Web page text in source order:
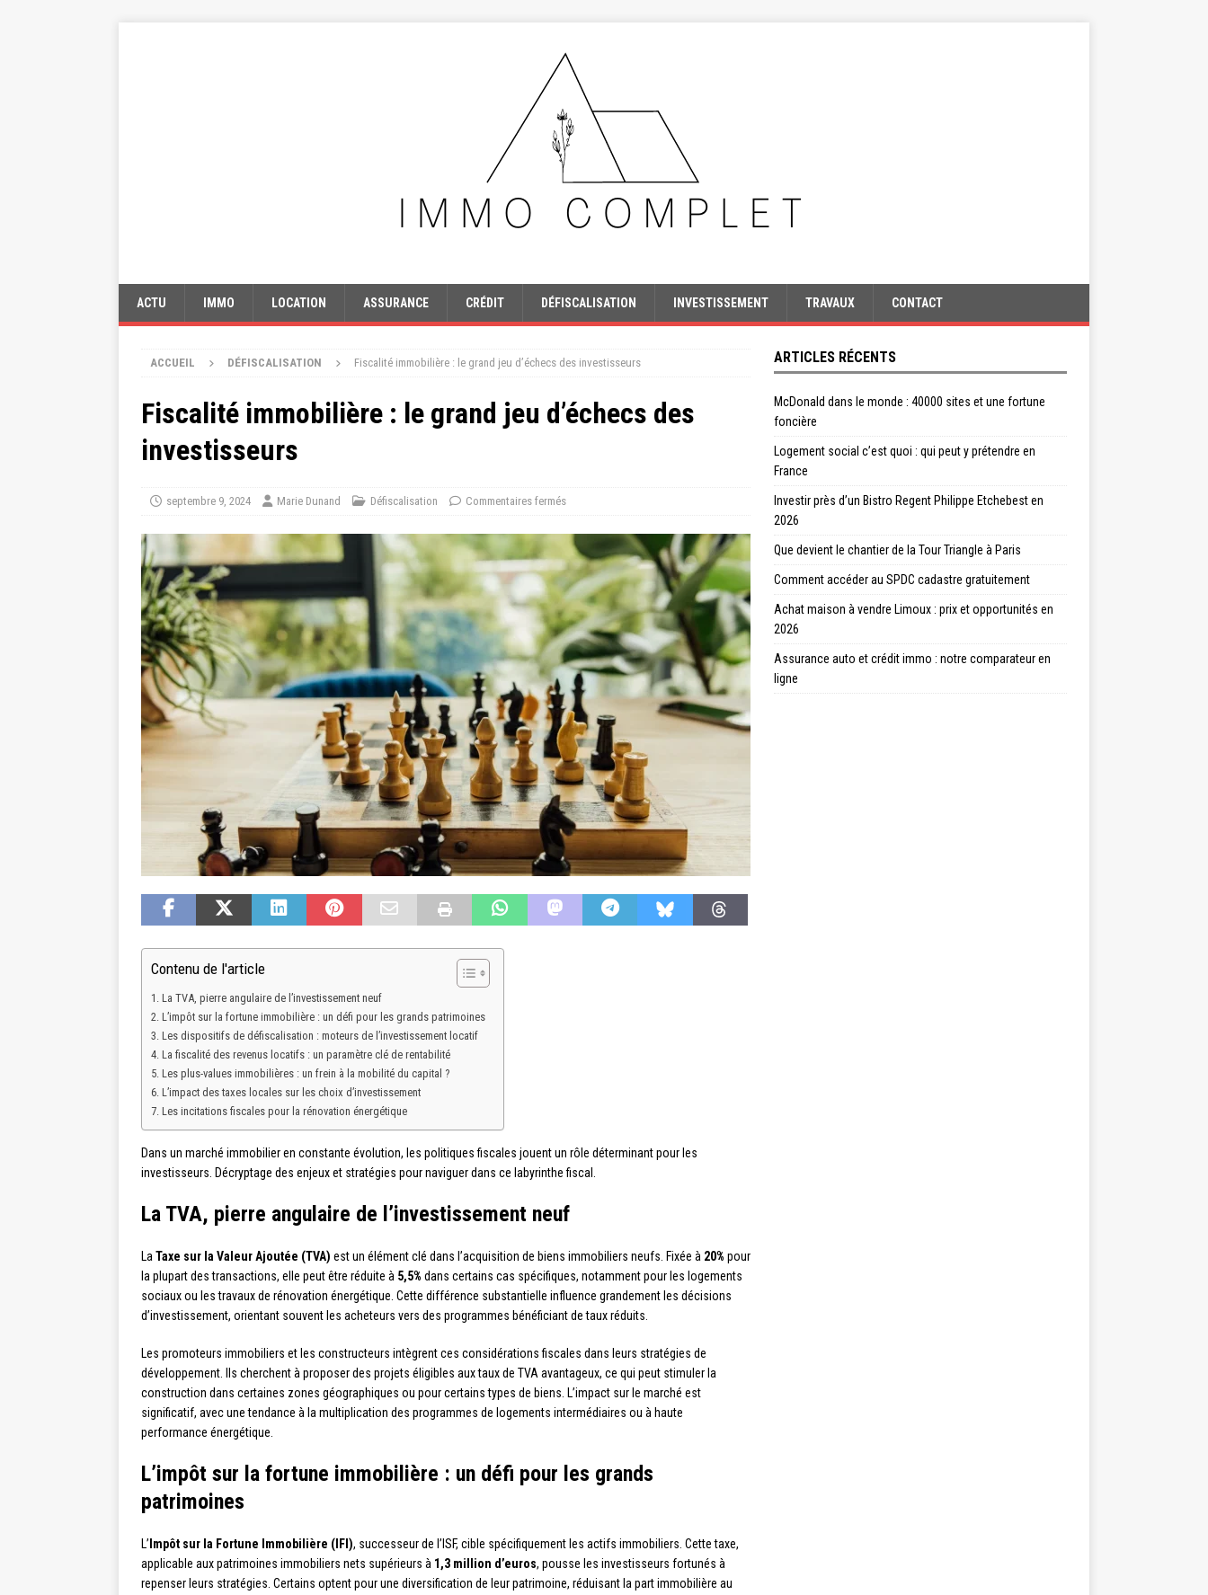
ACTU IMMO LOCATION ASSURANCE CRÉDIT DÉFISCALISATION INVESTISSEMENT TRAVAUX CONTACT
ACCUEIL DÉFISCALISATION Fiscalité immobilière : le grand jeu d’échecs des investisseurs
Fiscalité immobilière : le grand jeu d’échecs des
investisseurs
septembre 9, 2024 Marie Dunand Défiscalisation Commentaires fermés
Contenu de l'article
La TVA, pierre angulaire de l’investissement neuf
L’impôt sur la fortune immobilière : un défi pour les grands patrimoines
Les dispositifs de défiscalisation : moteurs de l’investissement locatif
La fiscalité des revenus locatifs : un paramètre clé de rentabilité
Les plus-values immobilières : un frein à la mobilité du capital ?
L’impact des taxes locales sur les choix d’investissement
Les incitations fiscales pour la rénovation énergétique
Dans un marché immobilier en constante évolution, les politiques fiscales jouent un rôle déterminant pour les
investisseurs. Décryptage des enjeux et stratégies pour naviguer dans ce labyrinthe fiscal.
La TVA, pierre angulaire de l’investissement neuf
La Taxe sur la Valeur Ajoutée (TVA) est un élément clé dans l’acquisition de biens immobiliers neufs. Fixée à 20% pour
la plupart des transactions, elle peut être réduite à 5,5% dans certains cas spécifiques, notamment pour les logements
sociaux ou les travaux de rénovation énergétique. Cette différence substantielle influence grandement les décisions
d’investissement, orientant souvent les acheteurs vers des programmes bénéficiant de taux réduits.
Les promoteurs immobiliers et les constructeurs intègrent ces considérations fiscales dans leurs stratégies de
développement. Ils cherchent à proposer des projets éligibles aux taux de TVA avantageux, ce qui peut stimuler la
construction dans certaines zones géographiques ou pour certains types de biens. L’impact sur le marché est
significatif, avec une tendance à la multiplication des programmes de logements intermédiaires ou à haute
performance énergétique.
L’impôt sur la fortune immobilière : un défi pour les grands
patrimoines
L’ Impôt sur la Fortune Immobilière (IFI), successeur de l’ISF, cible spécifiquement les actifs immobiliers. Cette taxe,
applicable aux patrimoines immobiliers nets supérieurs à 1,3 million d’euros, pousse les investisseurs fortunés à
repenser leurs stratégies. Certains optent pour une diversification de leur patrimoine, réduisant la part immobilière au
ARTICLES RÉCENTS
McDonald dans le monde : 40000 sites et une fortune
foncière
Logement social c’est quoi : qui peut y prétendre en
France
Investir près d’un Bistro Regent Philippe Etchebest en
2026
Que devient le chantier de la Tour Triangle à Paris
Comment accéder au SPDC cadastre gratuitement
Achat maison à vendre Limoux : prix et opportunités en
2026
Assurance auto et crédit immo : notre comparateur en
ligne